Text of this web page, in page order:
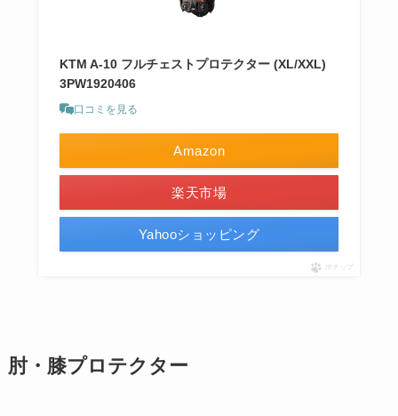
KTM A-10 フルチェストプロテクター (XL/XXL)
3PW1920406
口コミを見る
Amazon
楽天市場
Yahooショッピング
ポチップ
肘・膝プロテクター